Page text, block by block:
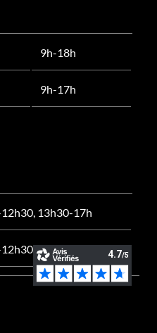
9h-18h
9h-17h
13h30-17h
13h30-16h